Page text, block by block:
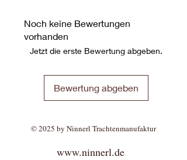
Noch keine Bewertungen
vorhanden
Jetzt die erste Bewertung abgeben.
Bewertung abgeben
© 2025 by Ninnerl Trachtenmanufaktur
www.ninnerl.de